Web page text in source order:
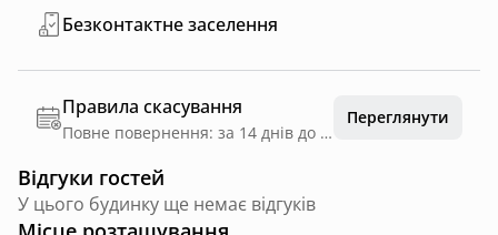
Безконтактне заселення
Правила скасування
Повне повернення: за 14 днів до дати заїзду
Переглянути
Відгуки гостей
У цього будинку ще немає відгуків